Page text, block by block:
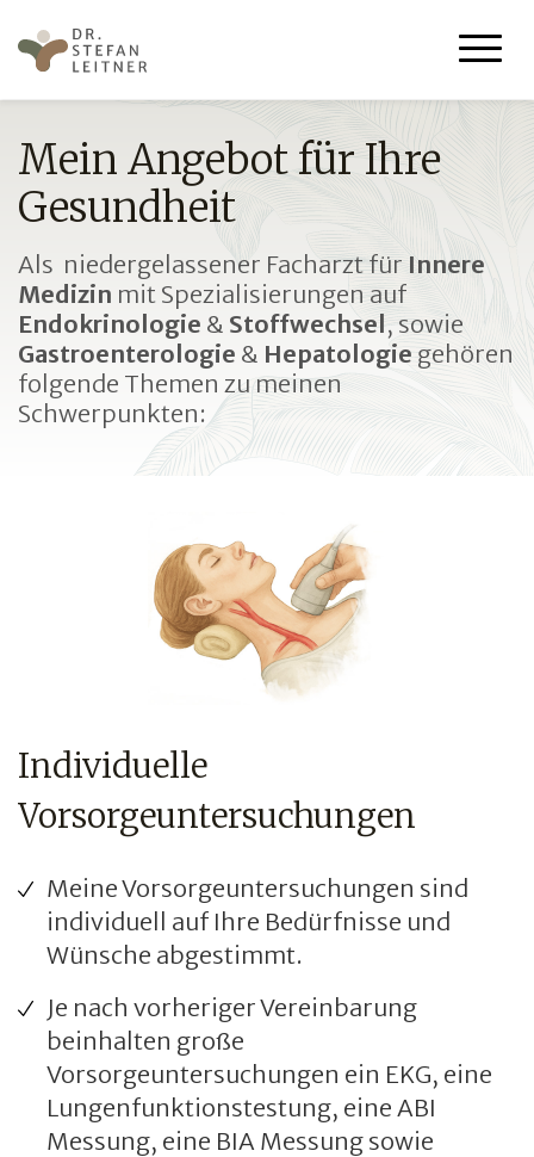
Mein Angebot für Ihre
Gesundheit
Als niedergelassener Facharzt für Innere
Medizin mit Spezialisierungen auf
Endokrinologie & Stoffwechsel, sowie
Gastroenterologie & Hepatologie gehören
folgende Themen zu meinen
Schwerpunkten:
Individuelle
Vorsorgeuntersuchungen
Meine Vorsorgeuntersuchungen sind
individuell auf Ihre Bedürfnisse und
Wünsche abgestimmt.
Je nach vorheriger Vereinbarung
beinhalten große
Vorsorgeuntersuchungen ein EKG, eine
Lungenfunktionstestung, eine ABI
Messung, eine BIA Messung sowie